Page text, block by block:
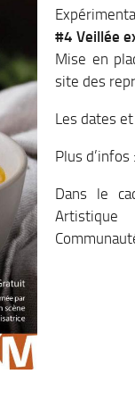
#4 Veillée
Mise en
site des
Les dates
Plus
Dans le